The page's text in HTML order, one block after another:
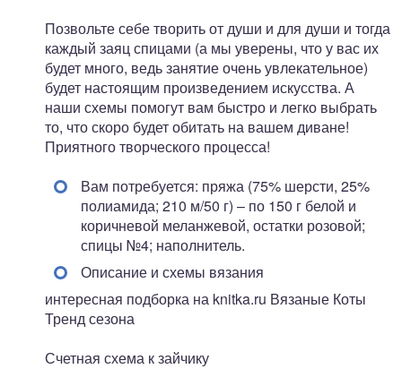
Позвольте себе творить от души и для души и тогда
каждый заяц спицами (а мы уверены, что у вас их
будет много, ведь занятие очень увлекательное)
будет настоящим произведением искусства. А
наши схемы помогут вам быстро и легко выбрать
то, что скоро будет обитать на вашем диване!
Приятного творческого процесса!
Вам потребуется: пряжа (75% шерсти, 25%
полиамида; 210 м/50 г) – по 150 г белой и
коричневой меланжевой, остатки розовой;
спицы №4; наполнитель.
Описание и схемы вязания
интересная подборка на knitka.ru Вязаные Коты
Тренд сезона
Счетная схема к зайчику